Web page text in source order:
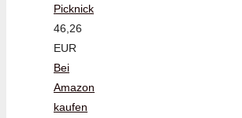
Picknick
46,26
EUR
Bei
Amazon
kaufen